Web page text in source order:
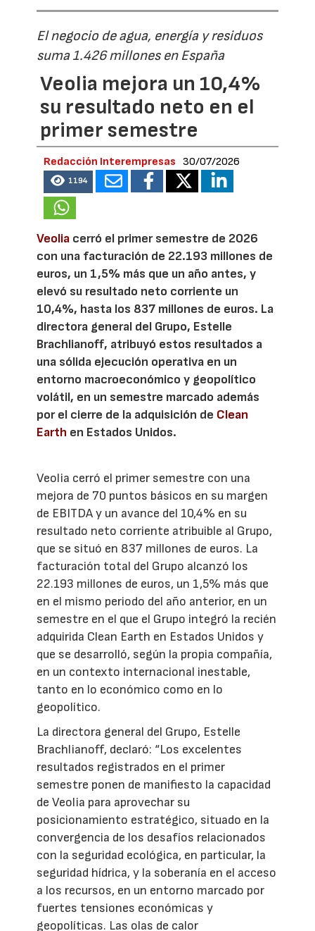
El negocio de agua, energía y residuos
suma 1.426 millones en España
Veolia mejora un 10,4%
su resultado neto en el
primer semestre
Redacción Interempresas 30/07/2026
1194
Veolia cerró el primer semestre de 2026
con una facturación de 22.193 millones de
euros, un 1,5% más que un año antes, y
elevó su resultado neto corriente un
10,4%, hasta los 837 millones de euros. La
directora general del Grupo, Estelle
Brachlianoff, atribuyó estos resultados a
una sólida ejecución operativa en un
entorno macroeconómico y geopolítico
volátil, en un semestre marcado además
por el cierre de la adquisición de Clean
Earth en Estados Unidos.
Veolia cerró el primer semestre con una
mejora de 70 puntos básicos en su margen
de EBITDA y un avance del 10,4% en su
resultado neto corriente atribuible al Grupo,
que se situó en 837 millones de euros. La
facturación total del Grupo alcanzó los
22.193 millones de euros, un 1,5% más que
en el mismo periodo del año anterior, en un
semestre en el que el Grupo integró la recién
adquirida Clean Earth en Estados Unidos y
que se desarrolló, según la propia compañía,
en un contexto internacional inestable,
tanto en lo económico como en lo
geopolítico.
La directora general del Grupo, Estelle
Brachlianoff, declaró: “Los excelentes
resultados registrados en el primer
semestre ponen de manifiesto la capacidad
de Veolia para aprovechar su
posicionamiento estratégico, situado en la
convergencia de los desafíos relacionados
con la seguridad ecológica, en particular, la
seguridad hídrica, y la soberanía en el acceso
a los recursos, en un entorno marcado por
fuertes tensiones económicas y
geopolíticas. Las olas de calor